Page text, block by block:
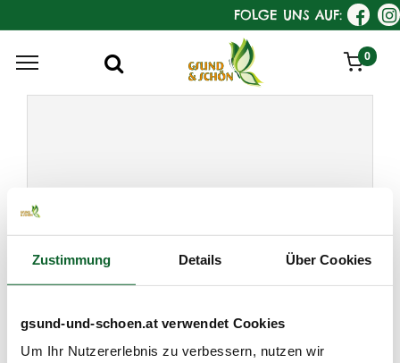
Zustimmung Details Über Cookies
gsund-und-schoen.at verwendet Cookies
Um Ihr Nutzererlebnis zu verbessern, nutzen wir
FOLGE UNS AUF:
0